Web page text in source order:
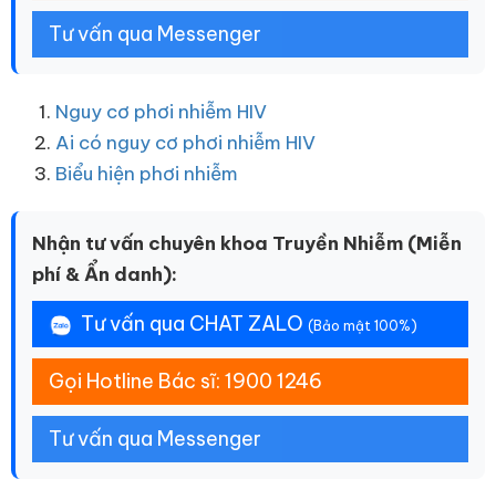
Tư vấn qua Messenger
Nguy cơ phơi nhiễm HIV
Ai có nguy cơ phơi nhiễm HIV
Biểu hiện phơi nhiễm
Nhận tư vấn chuyên khoa Truyền Nhiễm (Miễn
phí & Ẩn danh):
Tư vấn qua CHAT ZALO (Bảo mật 100%)
Gọi Hotline Bác sĩ: 1900 1246
Tư vấn qua Messenger